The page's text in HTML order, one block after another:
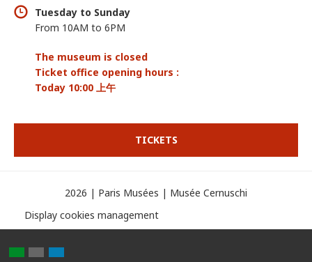
Tuesday to Sunday
From 10AM to 6PM
The museum is closed
Ticket office opening hours :
Today 10:00 上午
TICKETS
2026 | Paris Musées | Musée Cernuschi
Display cookies management